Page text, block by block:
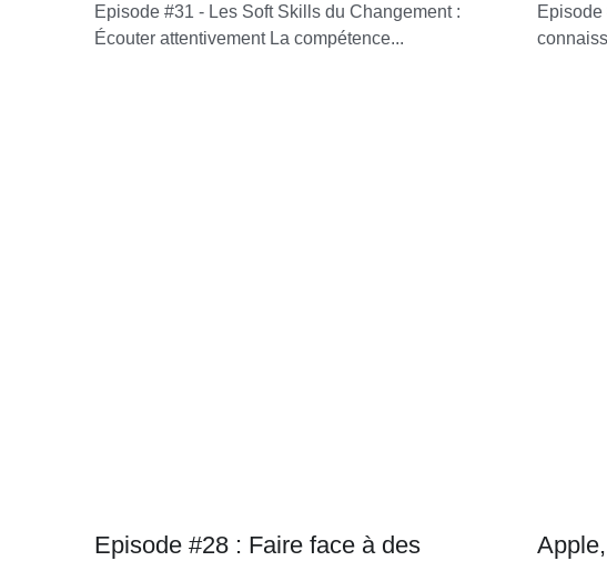
Episode #31 - Les Soft Skills du Changement :
Écouter attentivement La compétence...
Episode
Episode #28 : Faire face à des